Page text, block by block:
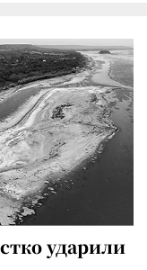
ударили